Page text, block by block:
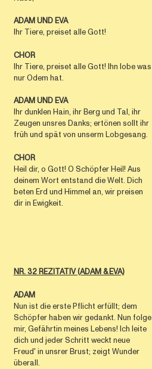
ADAM UND EVA
Ihr Tiere, preiset alle Gott!
CHOR
Ihr Tiere, preiset alle Gott! Ihn lobe was
nur Odem hat.
ADAM UND EVA
Ihr dunklen Hain, ihr Berg und Tal, ihr
Zeugen unsres Danks; ertönen sollt ihr
früh und spät von unserm Lobgesang.
CHOR
Heil dir, o Gott! O Schöpfer Heil! Aus
deinem Wort entstand die Welt. Dich
beten Erd und Himmel an, wir preisen
dir in Ewigkeit.
NR. 32 REZITATIV (ADAM & EVA)
ADAM
Nun ist die erste Pflicht erfüllt; dem
Schöpfer haben wir gedankt. Nun folge
mir, Gefährtin meines Lebens! Ich leite
dich und jeder Schritt weckt neue
Freud' in unsrer Brust; zeigt Wunder
überall.